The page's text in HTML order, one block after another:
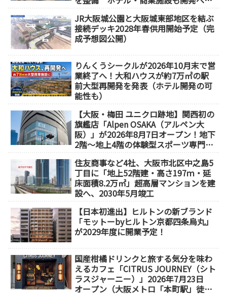
JR大阪城公園と大阪城東部地区を結ぶ
接続デッキ2028年春供用開始予定（完
成予想図公開）
りんくうシークルが2026年10月末で営
業終了へ！大和ハウスが約7万㎡の駅
前大型再開発を発表（ホテル開発の可
能性も）
【大阪・梅田 ユニクロ跡地】関西初の
旗艦店「Alpen OSAKA（アルペン大
阪）」が2026年8月7日オープン！地下
2階～地上4階の体験型スポーツ専門店
住友商事など4社、大阪市北区中之島5
丁目に「地上52階建・高さ197ｍ・延
床面積8.2万㎡」超高層マンションを建
設へ、2030年5月竣工
【日本初進出】ヒルトンの新ブランド
「モットーbyヒルトン京都四条烏丸」
が2029年度に開業予定！
国産柑橘ドリンクと旅する気分を味わ
えるカフェ「CITRUS JOURNEY（シト
ラスジャーニー）」2026年7月23日
オープン（大阪メトロ「本町駅」徒歩